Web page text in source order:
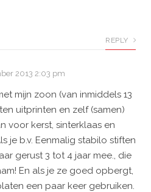
REPLY
2013 2:03 pm
mijn zoon (van inmiddels 13
uitprinten en zelf (samen)
voor kerst, sinterklaas en
je b.v. Eenmalig stabilo stiften
gerust 3 tot 4 jaar mee., die
En als je ze goed opbergt,
een paar keer gebruiken.